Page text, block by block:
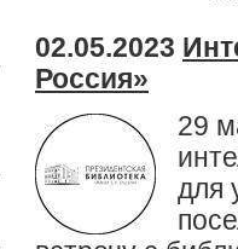
02.05.2023
Россия»
29
для